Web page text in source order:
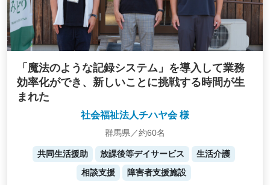
「魔法のような記録システム」を導入して業務
効率化ができ、新しいことに挑戦する時間が生
まれた
社会福祉法人チハヤ会 様
群馬県／約60名
共同生活援助 放課後等デイサービス
生活介護
相談支援
障害者支援施設